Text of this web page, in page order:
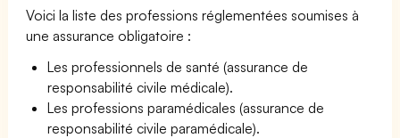
Voici la liste des professions réglementées soumises à
une assurance obligatoire :
Les professionnels de santé (assurance de
responsabilité civile médicale).
Les professions paramédicales (assurance de
responsabilité civile paramédicale).